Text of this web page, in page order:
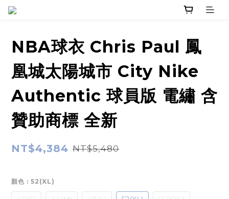
NBA球衣 Chris Paul 鳳
凰城太陽城市 City Nike
Authentic 球員版 電繡 含
贊助商標 全新
NT$4,384 NT$5,480
顏色 : 52(XL)